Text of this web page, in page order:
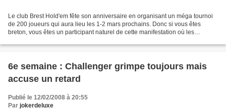
Le club Brest Hold'em fête son anniversaire en organisant un méga tournoi
de 200 joueurs qui aura lieu les 1-2 mars prochains. Donc si vous êtes
breton, vous êtes un participant naturel de cette manifestation où les
6e semaine : Challenger grimpe toujours mais
accuse un retard
Publié le 12/02/2008 à 20:55
Par jokerdeluxe